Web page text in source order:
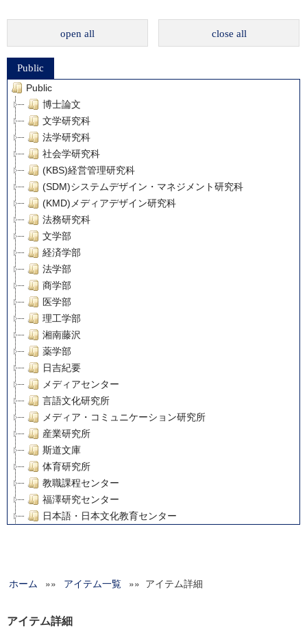
open all close all
Public
Public
博士論文
文学研究科
法学研究科
社会学研究科
(KBS)経営管理研究科
(SDM)システムデザイン・マネジメント研究科
(KMD)メディアデザイン研究科
法務研究科
文学部
経済学部
法学部
商学部
医学部
理工学部
湘南藤沢
薬学部
日吉紀要
メディアセンター
言語文化研究所
メディア・コミュニケーション研究所
産業研究所
斯道文庫
体育研究所
教職課程センター
福澤研究センター
日本語・日本文化教育センター
グローバルリサーチインスティテュート
科学研究費補助金研究成果報告書
ホーム »» アイテム一覧 »» アイテム詳細
アイテム詳細